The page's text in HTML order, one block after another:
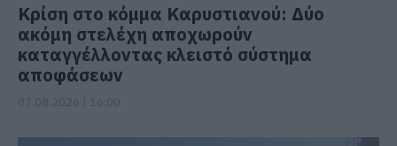
Κρίση στο κόμμα Καρυστιανού: Δύο
ακόμη στελέχη αποχωρούν
καταγγέλλοντας κλειστό σύστημα
αποφάσεων